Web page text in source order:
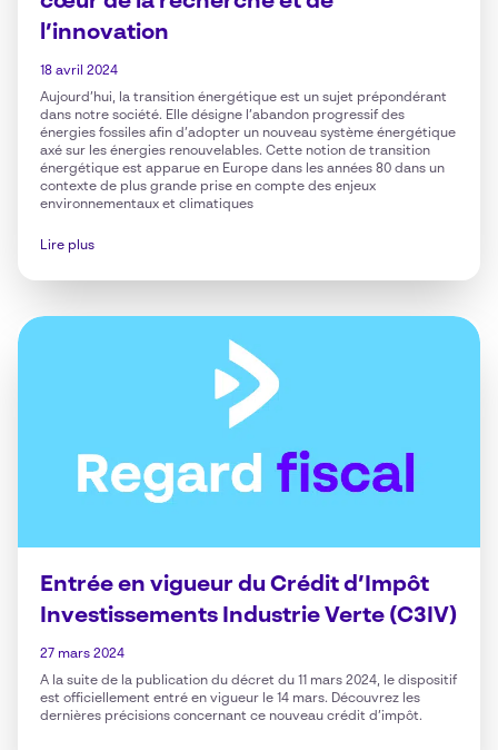
l’innovation
18 avril 2024
Aujourd’hui, la transition énergétique est un sujet prépondérant
dans notre société. Elle désigne l’abandon progressif des
énergies fossiles afin d’adopter un nouveau système énergétique
axé sur les énergies renouvelables. Cette notion de transition
énergétique est apparue en Europe dans les années 80 dans un
contexte de plus grande prise en compte des enjeux
environnementaux et climatiques
Lire plus
Entrée en vigueur du Crédit d’Impôt
Investissements Industrie Verte (C3IV)
27 mars 2024
A la suite de la publication du décret du 11 mars 2024, le dispositif
est officiellement entré en vigueur le 14 mars. Découvrez les
dernières précisions concernant ce nouveau crédit d’impôt.